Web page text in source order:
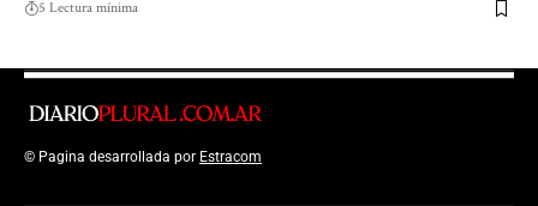
5 Lectura mínima
© Pagina desarrollada por Estracom